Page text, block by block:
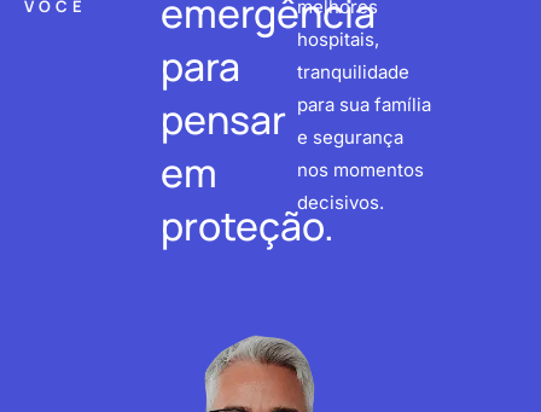
VOCÊ
emergência
para
pensar
em
proteção.
melhores
hospitais,
tranquilidade
para sua família
e segurança
nos momentos
decisivos.